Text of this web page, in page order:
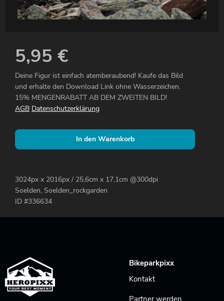
5,95 €
Deine Figur ist einfach atemberaubend! Kaufe das Bild
und erhalte den Download Link ohne Wasserzeichen.
15% MENGENRABATT AB DEM ZWEITEN BILD!
AGB Datenschutzerklärung
In den Warenkorb
3024px x 2016px / 25,6cm x 17,1cm @300dpi
Soelden, Soelden_rockgarden
ID #336634
Bikeparkpixx
Kontakt
Partner werden